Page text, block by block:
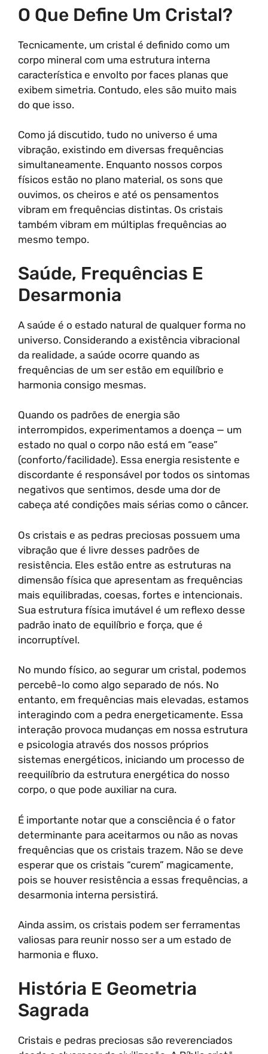
O Que Define Um Cristal?
Tecnicamente, um cristal é definido como um
corpo mineral com uma estrutura interna
característica e envolto por faces planas que
exibem simetria. Contudo, eles são muito mais
do que isso.
Como já discutido, tudo no universo é uma
vibração, existindo em diversas frequências
simultaneamente. Enquanto nossos corpos
físicos estão no plano material, os sons que
ouvimos, os cheiros e até os pensamentos
vibram em frequências distintas. Os cristais
também vibram em múltiplas frequências ao
mesmo tempo.
Saúde, Frequências E
Desarmonia
A saúde é o estado natural de qualquer forma no
universo. Considerando a existência vibracional
da realidade, a saúde ocorre quando as
frequências de um ser estão em equilíbrio e
harmonia consigo mesmas.
Quando os padrões de energia são
interrompidos, experimentamos a doença — um
estado no qual o corpo não está em “ease”
(conforto/facilidade). Essa energia resistente e
discordante é responsável por todos os sintomas
negativos que sentimos, desde uma dor de
cabeça até condições mais sérias como o câncer.
Os cristais e as pedras preciosas possuem uma
vibração que é livre desses padrões de
resistência. Eles estão entre as estruturas na
dimensão física que apresentam as frequências
mais equilibradas, coesas, fortes e intencionais.
Sua estrutura física imutável é um reflexo desse
padrão inato de equilíbrio e força, que é
incorruptível.
No mundo físico, ao segurar um cristal, podemos
percebê-lo como algo separado de nós. No
entanto, em frequências mais elevadas, estamos
interagindo com a pedra energeticamente. Essa
interação provoca mudanças em nossa estrutura
e psicologia através dos nossos próprios
sistemas energéticos, iniciando um processo de
reequilíbrio da estrutura energética do nosso
corpo, o que pode auxiliar na cura.
É importante notar que a consciência é o fator
determinante para aceitarmos ou não as novas
frequências que os cristais trazem. Não se deve
esperar que os cristais “curem” magicamente,
pois se houver resistência a essas frequências, a
desarmonia interna persistirá.
Ainda assim, os cristais podem ser ferramentas
valiosas para reunir nosso ser a um estado de
harmonia e fluxo.
História E Geometria
Sagrada
Cristais e pedras preciosas são reverenciados